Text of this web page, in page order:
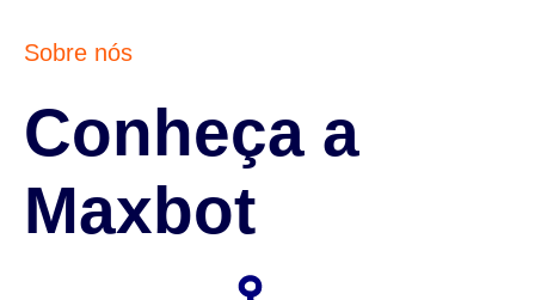
Sobre nós
Conheça a
Maxbot